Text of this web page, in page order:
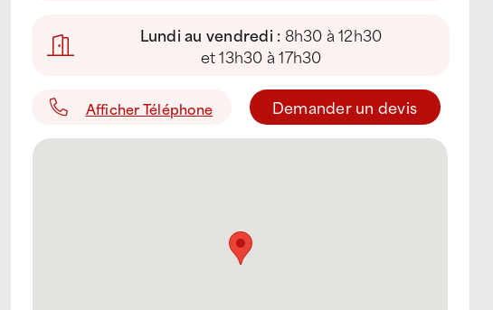
Lundi au vendredi : 8h30 à 12h30
et 13h30 à 17h30
Afficher Téléphone Demander un devis